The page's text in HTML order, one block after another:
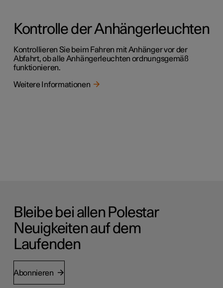
Kontrolle der Anhängerleuchten
Kontrollieren Sie beim Fahren mit Anhänger vor der
Abfahrt, ob alle Anhängerleuchten ordnungsgemäß
funktionieren.
Weitere Informationen
Bleibe bei allen Polestar
Neuigkeiten auf dem
Laufenden
Abonnieren